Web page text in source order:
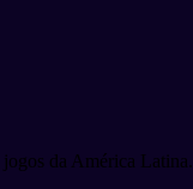
da América Latina.